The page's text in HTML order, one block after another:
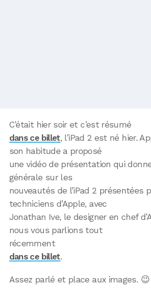
C’était hier soir et c’est résumé
dans ce billet, l’iPad 2 est né hier.
son habitude a proposé
une vidéo de présentation qui
générale sur les
nouveautés de l’iPad 2 présentées
techniciens d’Apple, avec
Jonathan Ive, le designer en chef
nous vous parlions tout
récemment
dans ce billet.
Assez parlé et place aux images. 😉